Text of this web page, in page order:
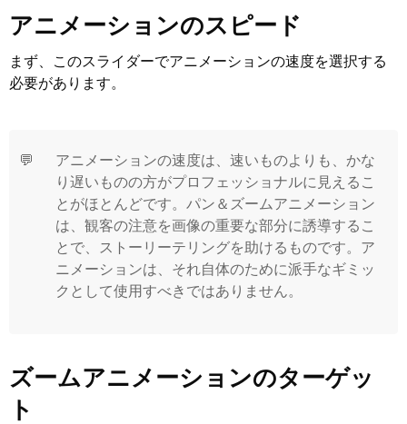
アニメーションのスピード
まず、このスライダーでアニメーションの速度を選択する
必要があります。
💬
アニメーションの速度は、速いものよりも、かな
り遅いものの方がプロフェッショナルに見えるこ
とがほとんどです。パン＆ズームアニメーション
は、観客の注意を画像の重要な部分に誘導するこ
とで、ストーリーテリングを助けるものです。ア
ニメーションは、それ自体のために派手なギミッ
クとして使用すべきではありません。
ズームアニメーションのターゲッ
ト